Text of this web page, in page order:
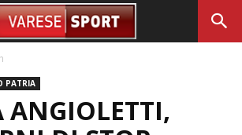
PATRIA
ANGIOLETTI,